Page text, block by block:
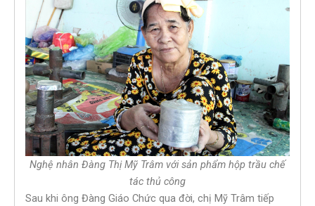
Nghệ nhân Đàng Thị Mỹ Trâm với sản phẩm hộp trầu chế
tác thủ công
Sau khi ông Đàng Giáo Chức qua đời, chị Mỹ Trâm tiếp